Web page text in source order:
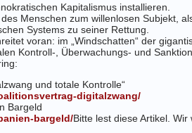
Kapitalismus installieren.
Menschen zum willenlosen Subjekt,
Systems zu seiner Rettung.
voran: im „Windschatten“ der
Kontroll-, Überwachungs- und
und totale Kontrolle“
digitalzwang/
Bargeld
bargeld/Bitte lest diese Artikel.